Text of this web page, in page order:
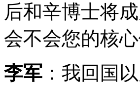
后和辛博士将
会不会您的核
李军 ：我回国